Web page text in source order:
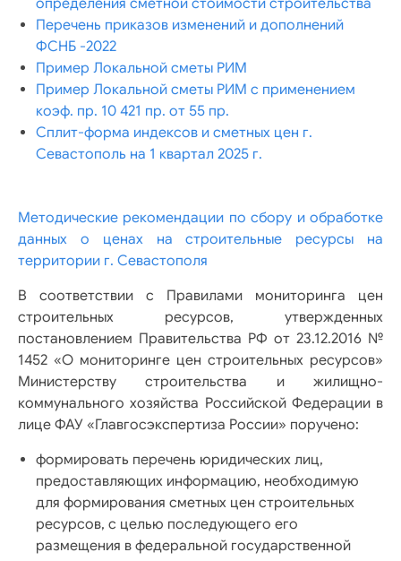
определения сметной стоимости строительства
Перечень приказов изменений и дополнений
ФСНБ -2022
Пример Локальной сметы РИМ
Пример Локальной сметы РИМ с применением
коэф. пр. 10 421 пр. от 55 пр.
Сплит-форма индексов и сметных цен г.
Севастополь на 1 квартал 2025 г.
Методические рекомендации по сбору и обработке
данных о ценах на строительные ресурсы на
территории г. Севастополя
В соответствии с Правилами мониторинга цен
строительных ресурсов, утвержденных
постановлением Правительства РФ от 23.12.2016 №
1452 «О мониторинге цен строительных ресурсов»
Министерству строительства и жилищно-
коммунального хозяйства Российской Федерации в
лице ФАУ «Главгосэкспертиза России» поручено:
формировать перечень юридических лиц,
предоставляющих информацию, необходимую
для формирования сметных цен строительных
ресурсов, с целью последующего его
размещения в федеральной государственной